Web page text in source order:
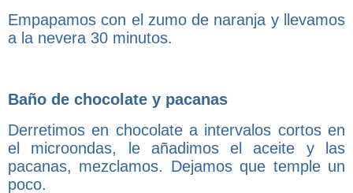
Empapamos con el zumo de naranja y llevamos
a la nevera 30 minutos.
Baño de chocolate y pacanas
Derretimos en chocolate a intervalos cortos en
el microondas, le añadimos el aceite y las
pacanas, mezclamos. Dejamos que temple un
poco.